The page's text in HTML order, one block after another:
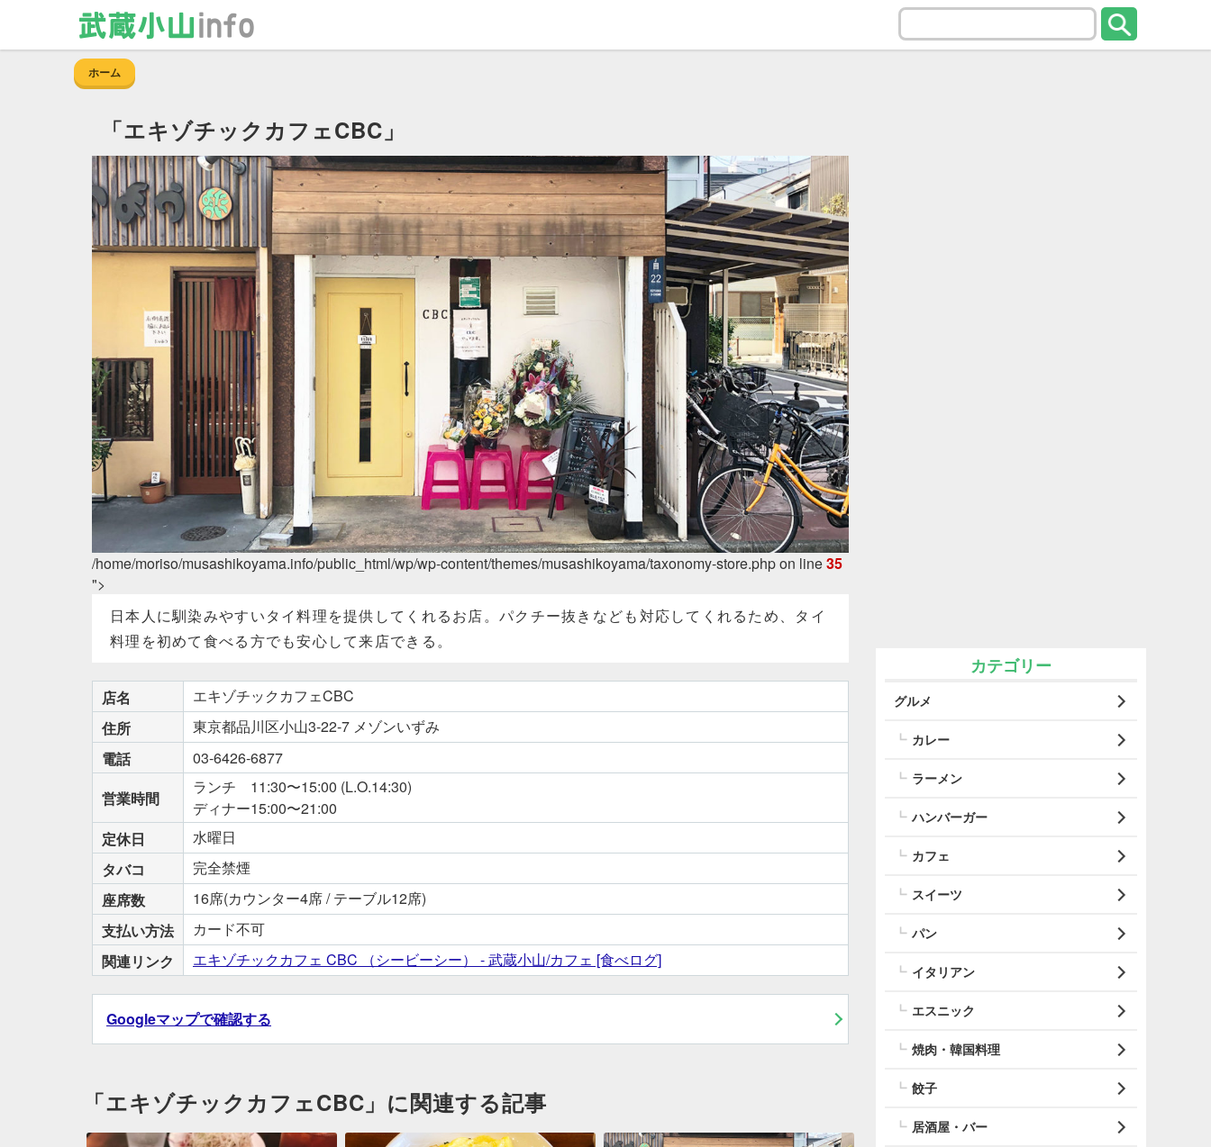
ホーム
エキゾチックカフェCBC
/home/moriso/musashikoyama.info/public_html/wp/wp-content/themes/musashikoyama/taxonomy-store.php on line35
">
日本人に馴染みやすいタイ料理を提供してくれるお店。パクチー抜きなども対応してくれるため、タイ
料理を初めて食べる方でも安心して来店できる。
店名
エキゾチックカフェCBC
住所
東京都品川区小山3-22-7 メゾンいずみ
電話
03-6426-6877
営業時間
ランチ 11:30〜15:00 (L.O.14:30)
ディナー15:00〜21:00
定休日
水曜日
タバコ
完全禁煙
座席数
16席(カウンター4席 / テーブル12席)
支払い方法
カード不可
関連リンク
エキゾチックカフェ CBC （シービーシー） - 武蔵小山/カフェ [食べログ]
Googleマップで確認する
「エキゾチックカフェCBC」に関連する記事
カテゴリー
グルメ
カレー
ラーメン
ハンバーガー
カフェ
スイーツ
パン
イタリアン
エスニック
焼肉・韓国料理
餃子
居酒屋・バー